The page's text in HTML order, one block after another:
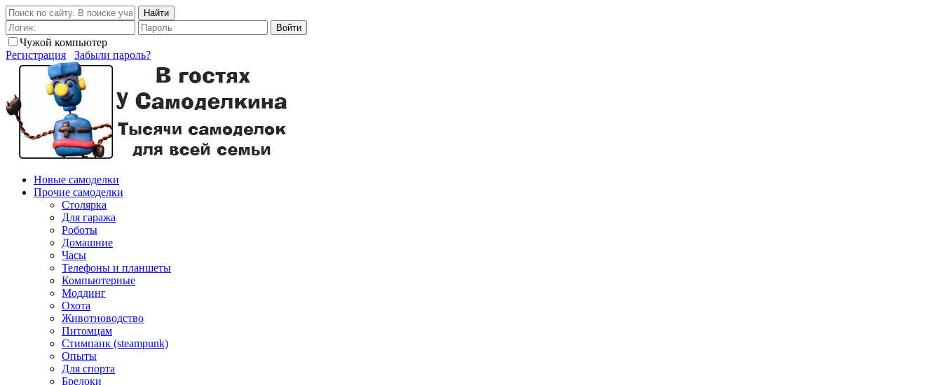
Найти
Войти
Чужой компьютер
Регистрация
Забыли пароль?
Новые самоделки
Прочие самоделки
Столярка
Для гаража
Роботы
Домашние
Часы
Телефоны и планшеты
Компьютерные
Моддинг
Охота
Животноводство
Питомцам
Стимпанк (steampunk)
Опыты
Для спорта
Брелоки